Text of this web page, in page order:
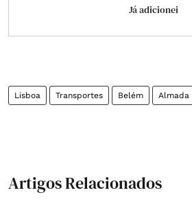
Já adicionei
Lisboa Transportes Belém Almada
Artigos Relacionados